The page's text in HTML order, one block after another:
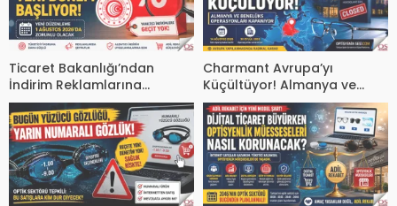
Ticaret Bakanlığı’ndan
İndirim Reklamlarına
Düzenleme 1 Ağustos’ta
Zorunlu Oluyor
Charmant Avrupa’yı
Küçültüyor! Almanya ve
Benelüks Ofisleri Kapanıyor